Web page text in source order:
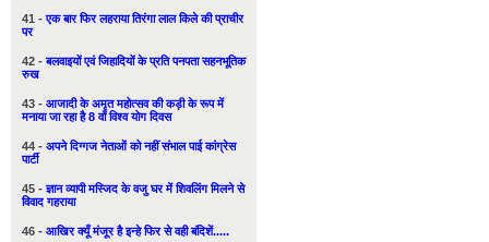
41 -एक बार फिर लहराया तिरंगा लाल किले की प्राचीर
पर
42 -बलवाइयों एवं जिहादियों के प्रति पनपता सहनभूतिक
रुख
43 - आजादी के अमृत महोत्सव की कड़ी के रूप में
मनाया जा रहा है 8 वाँ विश्व योग दिवस
44 - अपने दिग्गज नेताओं को नहीं संभाल पाई कांग्रेस
पार्टी
45 -ज्ञान व्यापी मस्जिद के वजु घर में शिवलिंग मिलने से
विवाद गहराया
46 - आखिर क्यूँ मंजूर है इन्हे फिर से वही बंदिशें.....